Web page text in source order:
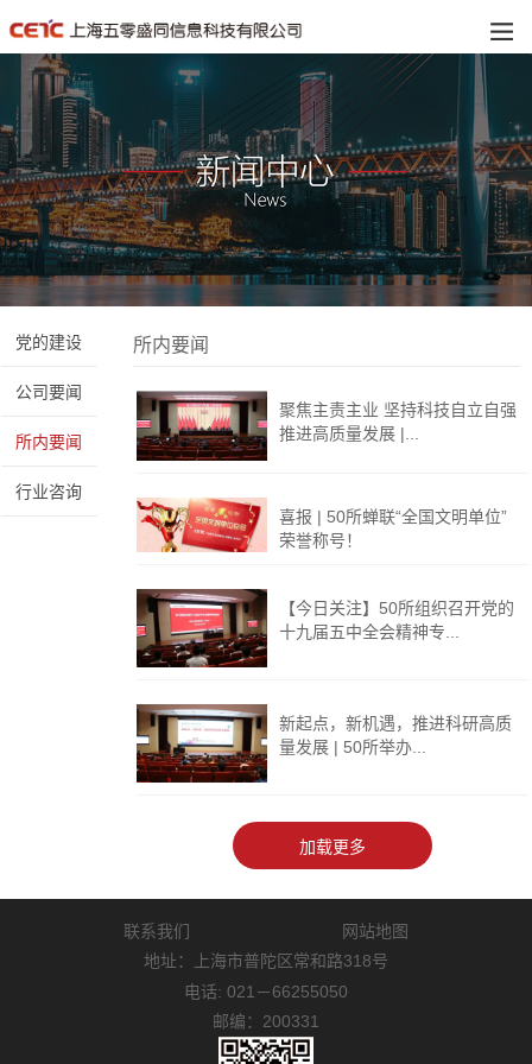
党的建设
公司要闻
所内要闻
行业咨询
所内要闻
聚焦主责主业 坚持科技自立自强
推进高质量发展 |...
喜报 | 50所蝉联“全国文明单位”
荣誉称号！
【今日关注】50所组织召开党的
十九届五中全会精神专...
新起点，新机遇，推进科研高质
量发展 | 50所举办...
联系我们
网站地图
地址：上海市普陀区常和路318号
电话: 021－66255050
邮编：200331